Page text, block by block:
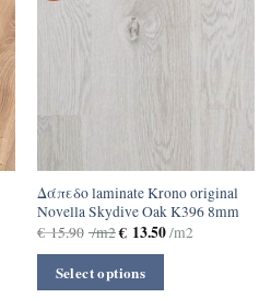
Δάπεδο laminate Krono original
Novella Skydive Oak K396 8mm
€15.90 /m2€13.50/m2
Select options